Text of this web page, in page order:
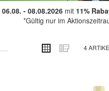
06.08. - 08.08.2026mit 11%
*Gültig nur im
ANSICHT
ALS
Raster Liste
4